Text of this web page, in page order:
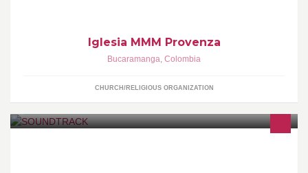
Iglesia MMM Provenza
Bucaramanga, Colombia
CHURCH/RELIGIOUS ORGANIZATION